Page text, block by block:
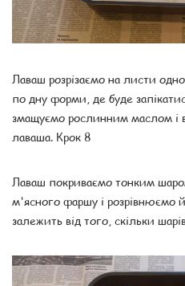
Лаваш розрізаємо на листи
по дну форми, де буде
змащуємо рослинним маслом і
лаваша. Крок 8
Лаваш покриваємо тонким
м'ясного фаршу і розрівнюємо
залежить від того, скільки